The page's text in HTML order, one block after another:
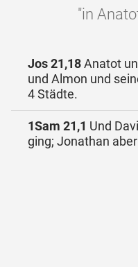
"in
Jos 21,18Anatot
und Almon und
4 Städte.
1Sam 21,1 Und
ging; Jonathan